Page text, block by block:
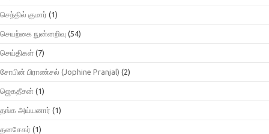
செந்தில் குமார் (1)
செயற்கை நுன்னறிவு (54)
செய்திகள் (7)
சோபின் பிராண்சல் (Jophine Pranjal) (2)
ஜெகதீசன் (1)
தங்க அய்யனார் (1)
தனசேகர் (1)